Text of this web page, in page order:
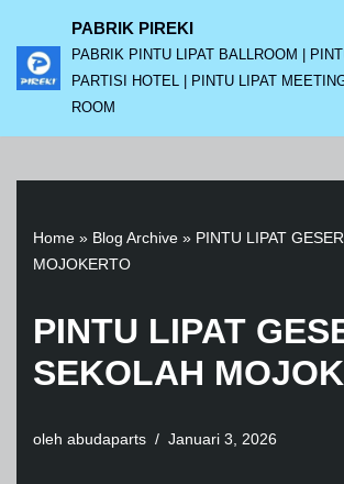
Lompat
ke
PABRIK PIREKI
PABRIK PINTU LIPAT BALLROOM |
PARTISI HOTEL | PINTU LIPAT
ROOM
Home » Blog Archive » PINTU LIPAT
MOJOKERTO
PINTU LIPAT
SEKOLAH
oleh abudaparts Januari 3, 2026